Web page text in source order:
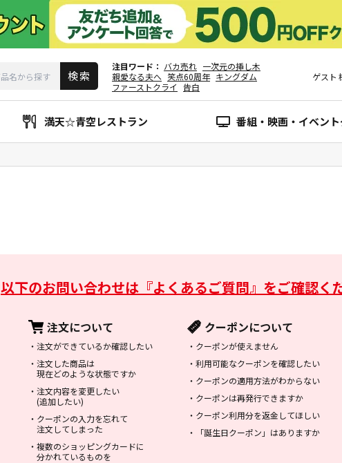
注目ワード バカ売れ 一次元の挿し木
親愛なる夫へ 笑点60周年 キングダム
ファーストクライ
告白
ゲスト
満天☆青空レストラン 番組・映画・イベン
以下のお問い合わせは 『よくあるご質問』をご確認く
注文について
・ 注文ができているか確認したい
・ 注文した商品は
現在どのような状態ですか
・ 注文内容を変更したい
(追加したい)
・ クーポンの入力を忘れて
注文してしまった
・ 複数のショッピングカードに
分かれているものを
クーポンについて
・ クーポンが使えません
・ 利用可能なクーポンを確認したい
・ クーポンの適用方法がわからない
・ クーポンは再発行できますか
・ クーポン利用分を返金してほしい
・
「誕生日クーポン」はありますか